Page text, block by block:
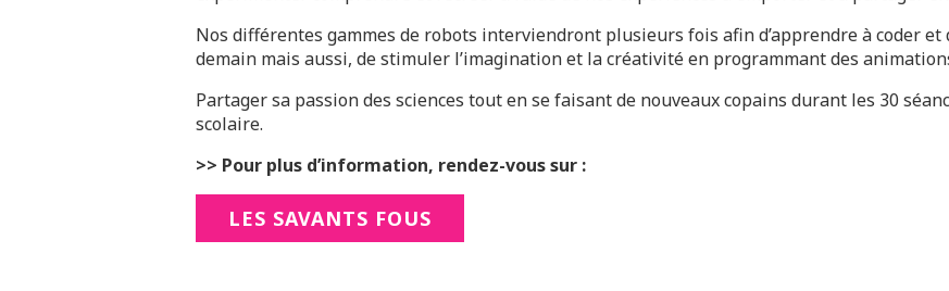
Nos différentes gammes de robots interviendront plusieurs fois afin d’apprendre à coder et
demain mais aussi, de stimuler l’imagination et la créativité en programmant des
Partager sa passion des sciences tout en se faisant de nouveaux copains durant les 30
scolaire.
>> Pour plus d’information, rendez-vous sur :
LES SAVANTS FOUS